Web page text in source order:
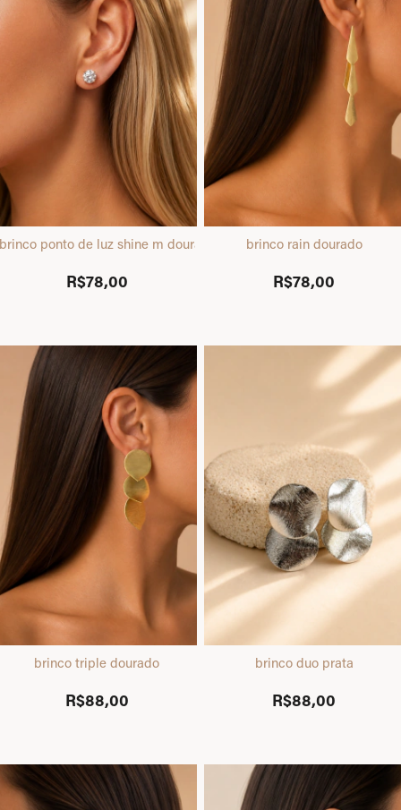
ponto de luz shine m dourado
R$78,00
brinco rain dourado
R$78,00
brinco triple dourado
R$88,00
brinco duo prata
R$88,00